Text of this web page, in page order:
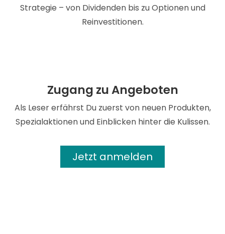
Strategie – von Dividenden bis zu Optionen und
Reinvestitionen.
Zugang zu Angeboten
Als Leser erfährst Du zuerst von neuen Produkten,
Spezialaktionen und Einblicken hinter die Kulissen.
Jetzt anmelden